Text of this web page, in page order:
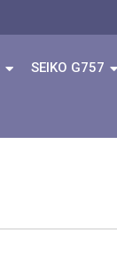
SEIKO G757